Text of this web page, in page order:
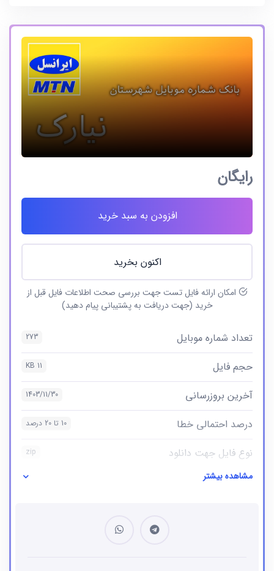
رایگان
افزودن به سبد خرید
اکنون بخرید
امکان ارائه فایل تست جهت بررسی صحت اطلاعات فایل قبل از
خرید (جهت دریافت به پشتیبانی پیام دهید)
تعداد شماره موبایل 273
حجم فایل 11 KB
آخرین بروزرسانی 1403/11/30
درصد احتمالی خطا 10 تا 20 درصد
نوع فایل جهت دانلود zip
نوع فایل بانک شماره موبایل مشاهده بیشتر